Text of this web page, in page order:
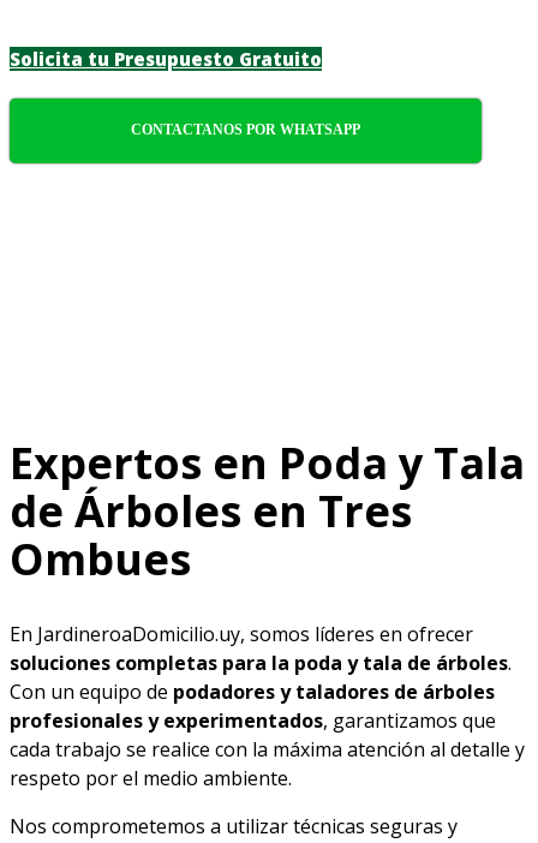
Solicita tu Presupuesto Gratuito
CONTACTANOS POR WHATSAPP
Expertos en Poda y Tala
de Árboles en Tres
Ombues
En JardineroaDomicilio.uy, somos líderes en ofrecer
soluciones completas para la poda y tala de árboles.
Con un equipo de podadores y taladores de árboles
profesionales y experimentados, garantizamos que
cada trabajo se realice con la máxima atención al detalle y
respeto por el medio ambiente.
Nos comprometemos a utilizar técnicas seguras y